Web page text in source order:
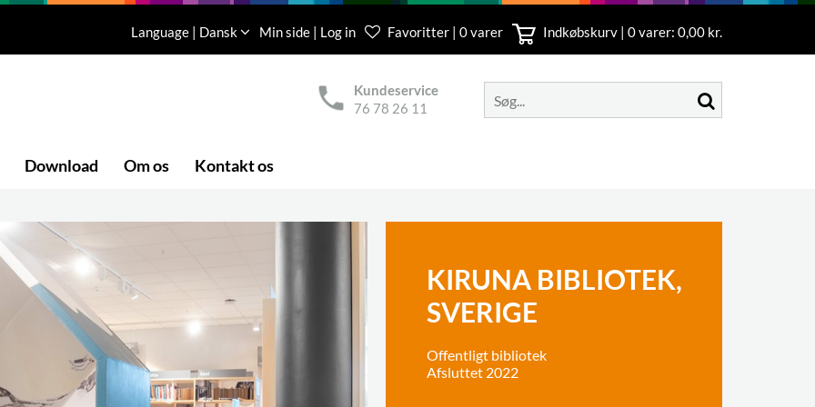
Language | Dansk Min side | Log in Favoritter | 0 varer Indkøbskurv | 0varer: 0,00 kr.
Kundeservice
76 78 26 11
Download Om os Kontakt os
KIRUNA BIBLIOTEK,
SVERIGE
Offentligt bibliotek
Afsluttet 2022